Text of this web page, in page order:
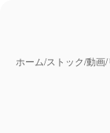
ホーム/ストック/動画/